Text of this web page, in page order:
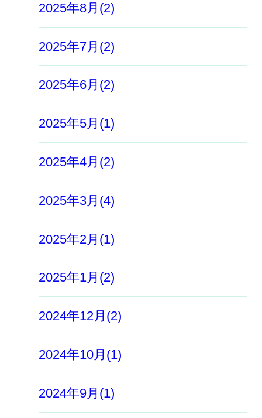
2025年8月(2)
2025年7月(2)
2025年6月(2)
2025年5月(1)
2025年4月(2)
2025年3月(4)
2025年2月(1)
2025年1月(2)
2024年12月(2)
2024年10月(1)
2024年9月(1)